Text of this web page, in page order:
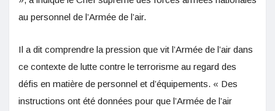
au personnel de l’Armée de l’air.
Il a dit comprendre la pression que vit l’Armée de l’air dans
ce contexte de lutte contre le terrorisme au regard des
défis en matière de personnel et d’équipements. « Des
instructions ont été données pour que l’Armée de l’air